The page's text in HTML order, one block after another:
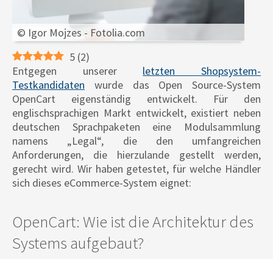
© Igor Mojzes - Fotolia.com
5 (2)
Entgegen unserer letzten Shopsystem-
Testkandidaten wurde das Open Source-System
OpenCart eigenständig entwickelt. Für den
englischsprachigen Markt entwickelt, existiert neben
deutschen Sprachpaketen eine Modulsammlung
namens „Legal“, die den umfangreichen
Anforderungen, die hierzulande gestellt werden,
gerecht wird. Wir haben getestet, für welche Händler
sich dieses eCommerce-System eignet:
OpenCart: Wie ist die Architektur des
Systems aufgebaut?